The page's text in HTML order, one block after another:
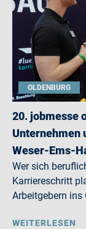
OLDENBURG
20. jobmesse
Unternehmen
Weser-Ems-
Wer sich
Karriereschritt
Arbeitgebern
WEITERLESEN